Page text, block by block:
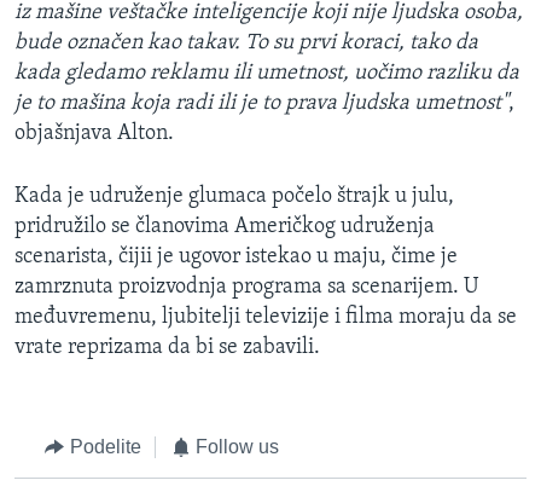
iz mašine veštačke inteligencije koji nije ljudska osoba,
bude označen kao takav. To su prvi koraci, tako da
kada gledamo reklamu ili umetnost, uočimo razliku da
je to mašina koja radi ili je to prava ljudska umetnost",
objašnjava Alton.
Kada je udruženje glumaca počelo štrajk u julu,
pridružilo se članovima Američkog udruženja
scenarista, čijii je ugovor istekao u maju, čime je
zamrznuta proizvodnja programa sa scenarijem. U
međuvremenu, ljubitelji televizije i filma moraju da se
vrate reprizama da bi se zabavili.
Podelite Follow us